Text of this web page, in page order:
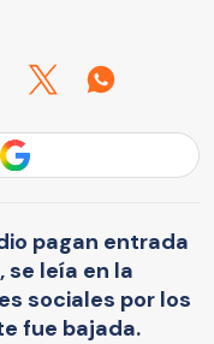
pagan entrada
leía en la
sociales por los
fue bajada.